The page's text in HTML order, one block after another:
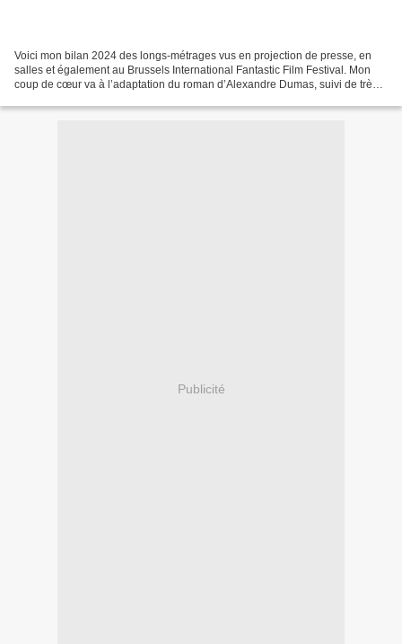
Voici mon bilan 2024 des longs-métrages vus en projection de presse, en
salles et également au Brussels International Fantastic Film Festival. Mon
coup de cœur va à l’adaptation du roman d’Alexandre Dumas, suivi de très
Publicité